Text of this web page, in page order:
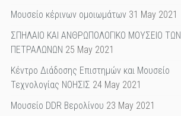
Μουσείο κέρινων ομοιωμάτων 31 May 2021
ΣΠΗΛΑΙΟ ΚΑΙ ΑΝΘΡΩΠΟΛΟΓΙΚΟ ΜΟΥΣΕΙΟ ΤΩΝ
ΠΕΤΡΑΛΩΝΩΝ 25 May 2021
Κέντρο Διάδοσης Επιστημών και Μουσείο
Τεχνολογίας ΝΟΗΣΙΣ 24 May 2021
Μουσείο DDR Βερολίνου 23 May 2021